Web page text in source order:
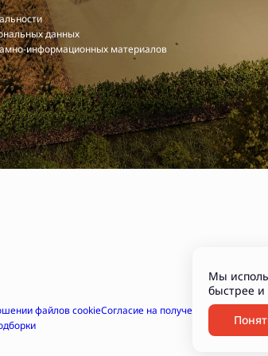
данных
информационных материалов
файлов cookieСогласие на получение рекламно-
Мы
быстрее и